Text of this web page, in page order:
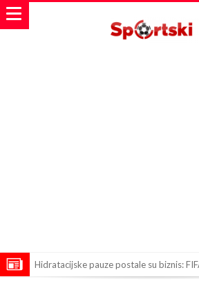
Hidratacijske pauze postale su biznis: